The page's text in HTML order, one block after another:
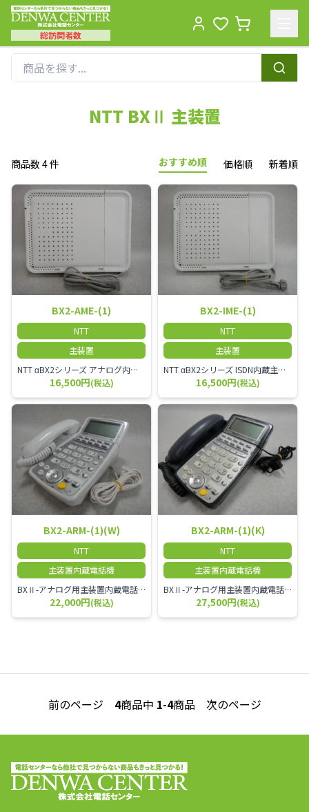
総訪問者数
NTT BXⅡ 主装置
商品数 4 件 おすすめ順 価格順 新着順
BX2-AME-(1)
NTT
主装置
NTT αBX2シリーズ アナログ内蔵主装置
16,500円(税込)
BX2-IME-(1)
NTT
主装置
NTT αBX2シリーズ ISDN内蔵主装置
16,500円(税込)
BX2-ARM-(1)(W)
NTT
主装置内蔵電話機
BXⅡ-アナログ用主装置内蔵電話機-「1」「W」
22,000円(税込)
BX2-ARM-(1)(K)
NTT
主装置内蔵電話機
BXⅡ-アナログ用主装置内蔵電話機-「1」「K」
27,500円(税込)
前のページ 4商品中 1-4商品 次のページ